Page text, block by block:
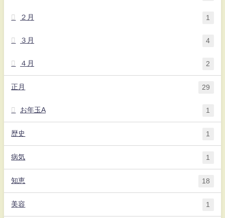
２月 1
３月 4
４月 2
正月 29
お年玉A 1
歴史 1
病気 1
知恵 18
美容 1